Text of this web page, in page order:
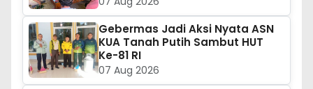
Gebermas Jadi Aksi Nyata ASN
KUA Tanah Putih Sambut HUT
Ke-81 RI
07 Aug 2026